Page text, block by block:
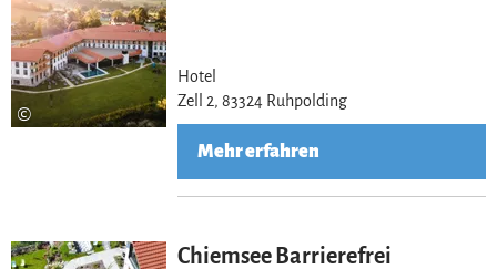
©
Hotel
Zell 2, 83324 Ruhpolding
Mehr erfahren
Chiemsee Barrierefrei